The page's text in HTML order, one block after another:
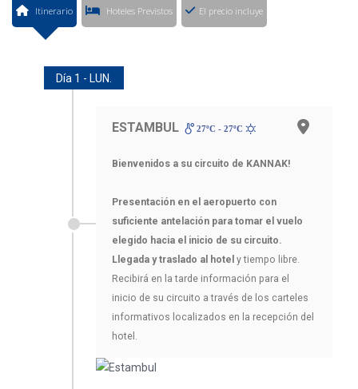
Itinerario Hoteles Previstos El precio incluye
Día 1 - LUN.
ESTAMBUL 27ºC - 27ºC
Bienvenidos a su circuito de KANNAK!
Presentación en el aeropuerto con
suficiente antelación para tomar el vuelo
elegido hacia el inicio de su circuito.
Llegada y traslado al hotel y tiempo libre.
Recibirá en la tarde información para el
inicio de su circuito a través de los carteles
informativos localizados en la recepción del
hotel.